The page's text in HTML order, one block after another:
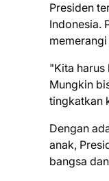
Presiden
Indonesia.
"Kita
Mungkin
tingkatkan
Dengan
anak,
bangsa